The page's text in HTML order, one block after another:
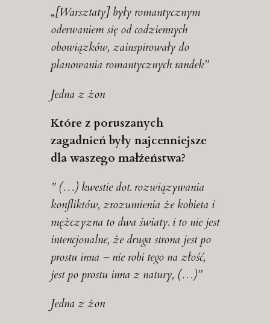
„[Warsztaty] były romantycznym
oderwaniem się od codziennych
obowiązków, zainspirowały do
planowania romantycznych randek”
Jedna z żon
Które z poruszanych
zagadnień były najcenniejsze
dla waszego małżeństwa?
” (…) kwestie dot. rozwiązywania
konfliktów, zrozumienia że kobieta i
mężczyzna to dwa światy. i to nie jest
intencjonalne, że druga strona jest po
prostu inna – nie robi tego na złość,
jest po prostu inna z natury, (…)”
Jedna z żon